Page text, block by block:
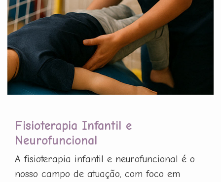
Fisioterapia Infantil e
Neurofuncional
A fisioterapia infantil e neurofuncional é o
nosso campo de atuação, com foco em